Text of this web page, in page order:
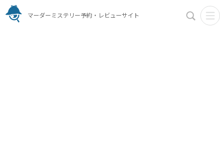
マーダーミステリー予約・レビューサイト